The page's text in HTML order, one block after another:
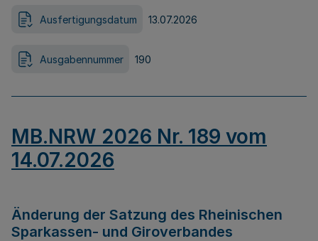
Ausfertigungsdatum 13.07.2026
Ausgabennummer 190
MB.NRW 2026 Nr. 189 vom
14.07.2026
Änderung der Satzung des Rheinischen
Sparkassen- und Giroverbandes